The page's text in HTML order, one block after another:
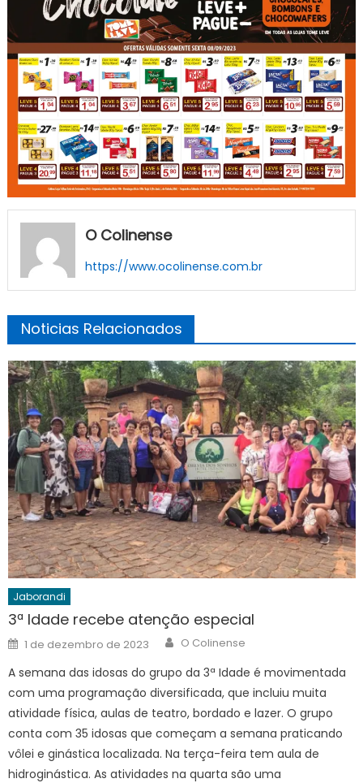
O Colinense
https://www.ocolinense.com.br
Noticias Relacionados
Jaborandi
3ª Idade recebe atenção especial
Posted
on
1 de dezembro de 2023 Author
O Colinense
A semana das idosas do grupo da 3ª Idade é movimentada
com uma programação diversificada, que incluiu muita
atividade física, aulas de teatro, bordado e lazer. O grupo
conta com 35 idosas que começam a semana praticando
vôlei e ginástica localizada. Na terça-feira tem aula de
hidroginástica. As atividades na quarta são uma